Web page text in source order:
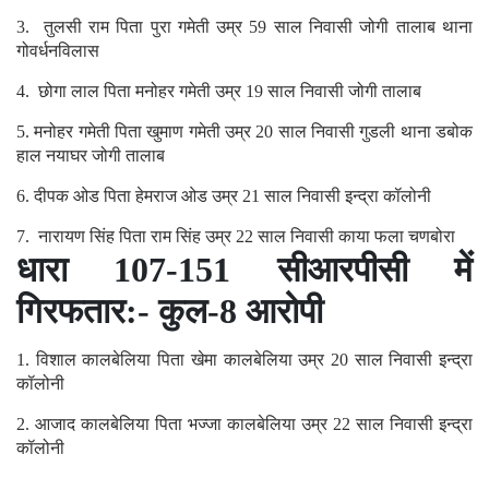
3. तुलसी राम पिता पुरा गमेती उम्र 59 साल निवासी जोगी तालाब थाना
गोवर्धनविलास
4. छोगा लाल पिता मनोहर गमेती उम्र 19 साल निवासी जोगी तालाब
5. मनोहर गमेती पिता खुमाण गमेती उम्र 20 साल निवासी गुडली थाना डबोक
हाल नयाघर जोगी तालाब
6. दीपक ओड पिता हेमराज ओड उम्र 21 साल निवासी इन्द्रा कॉलोनी
7. नारायण सिंह पिता राम सिंह उम्र 22 साल निवासी काया फला चणबोरा
धारा 107-151 सीआरपीसी में
गिरफतार:- कुल-8 आरोपी
1. विशाल कालबेलिया पिता खेमा कालबेलिया उम्र 20 साल निवासी इन्द्रा
कॉलोनी
2. आजाद कालबेलिया पिता भज्जा कालबेलिया उम्र 22 साल निवासी इन्द्रा
कॉलोनी